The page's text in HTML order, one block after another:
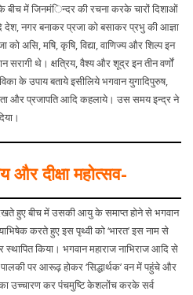
बीच में जिनमंिन्दर की रचना करके चारों दिशाओं
नगर बनाकर प्रजा को बसाकर प्रभु की आज्ञा
को असि, मषि, कृषि, विद्या, वाणिज्य और शिल्प इन
थे। क्षत्रिय, वैश्य और शूद्र इन तीन वर्णों
के उपाय बताये इसीलिये भगवान युगादिपुरुष,
और प्रजापति आदि कहलाये। उस समय इन्द्र ने
और दीक्षा महोत्सव-
हुए बीच में उसकी आयु के समाप्त होने से भगवान
करते हुए इस पृथ्वी को ‘भारत’ इस नाम से
किया। भगवान महाराज नाभिराज आदि से
पालकी पर आरूढ़ होकर ‘सिद्धार्थक’ वन में पहुंचे और
का उच्चारण कर पंचमुष्टि केशलोंच करके सर्व